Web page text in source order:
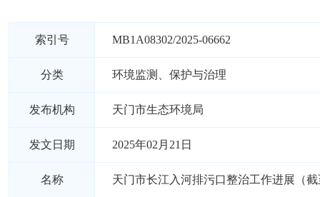
索引号 MB1A08302/2025-06662
分类 环境监测、保护与治理
发布机构 天门市生态环境局
发文日期 2025年02月21日
名称 天门市长江入河排污口整治工作进展（截